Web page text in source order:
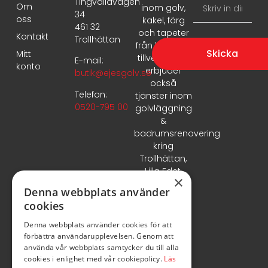
inom golv,
kakel, färg
och tapeter
från ledande
tillverkare. Vi
erbjuder
också
tjänster inom
golvläggning
&
badrumsrenovering
kring
Trollhättan,
Lilla Edet,
Vänersborg
& Uddevalla.
Om
oss
Kontakt
Mitt
konto
34
461 32
Trollhättan
E-mail:
butik@ejesgolv.se
Telefon:
0520-795 00
Skicka
×
Denna webbplats använder
cookies
Denna webbplats använder cookies för att
förbättra användarupplevelsen. Genom att
använda vår webbplats samtycker du till alla
cookies i enlighet med vår cookiepolicy. Läs